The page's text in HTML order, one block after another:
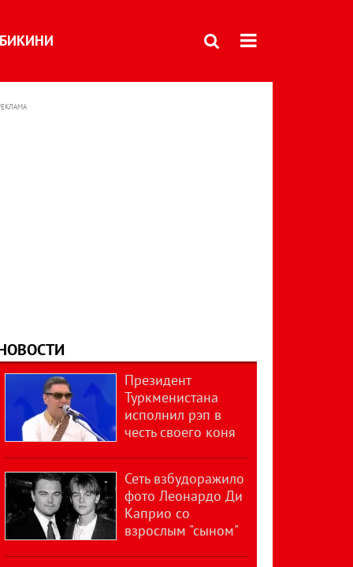
БИКИНИ
Президент
Туркменистана
исполнил рэп в
честь своего коня
Сеть взбудоражило
фото Леонардо Ди
Каприо со
взрослым "сыном"